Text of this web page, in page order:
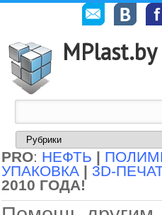
MPlast.by
PRO: НЕФТЬ |
УПАКОВКА | 3D-
2010 ГОДА!